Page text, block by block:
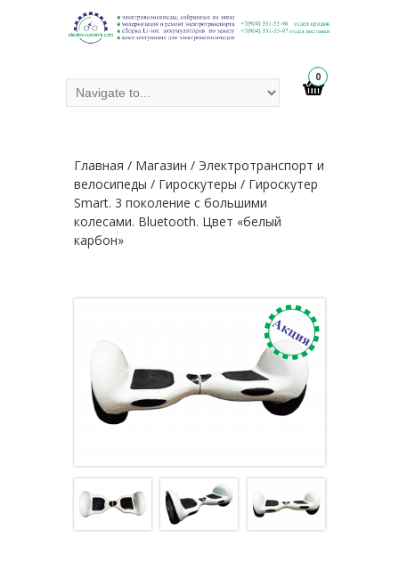
0
Главная / Магазин / Электротранспорт и
велосипеды / Гироскутеры / Гироскутер
Smart. 3 поколение с большими
колесами. Bluetooth. Цвет «белый
карбон»